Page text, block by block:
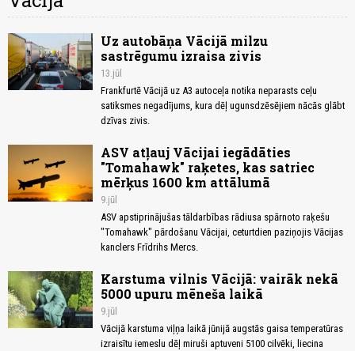
Uz autobāņa Vācijā milzu
sastrēgumu izraisa zivis
13.jūl
Frankfurtē Vācijā uz A3 autoceļa notika neparasts ceļu
satiksmes negadījums, kura dēļ ugunsdzēsējiem nācās glābt
dzīvas zivis.
ASV atļauj Vācijai iegādāties
"Tomahawk" raķetes, kas satriec
mērķus 1600 km attālumā
9.jūl
ASV apstiprinājušas tāldarbības rādiusa spārnoto raķešu
"Tomahawk" pārdošanu Vācijai, ceturtdien paziņojis Vācijas
kanclers Frīdrihs Mercs.
Karstuma vilnis Vācijā: vairāk nekā
5000 upuru mēneša laikā
9.jūl
Vācijā karstuma viļņa laikā jūnijā augstās gaisa temperatūras
izraisītu iemeslu dēļ miruši aptuveni 5100 cilvēki, liecina